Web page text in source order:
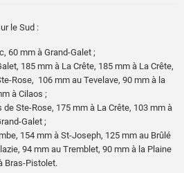
le Sud :
60 mm à Grand-Galet ;
185 mm à La Crête, 185 mm à La Crête,
Rose, 106 mm au Tevelave, 90 mm à la
à Cilaos ;
de Ste-Rose, 175 mm à La Crête, 103 mm à
Galet ;
154 mm à St-Joseph, 125 mm au Brûlé
94 mm au Tremblet, 90 mm à la Plaine
Bras-Pistolet.